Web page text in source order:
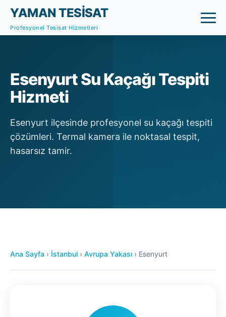
YAMAN TESİSAT
Profesyonel Tesisat Hizmetleri
Esenyurt Su Kaçağı Tespiti
Hizmeti
Esenyurt ilçesinde profesyonel su kaçağı tespiti
çözümleri. Termal kamera ile noktasal tespit,
hasarsız tamir.
Ana Sayfa › İstanbul › Avrupa Yakası › Esenyurt